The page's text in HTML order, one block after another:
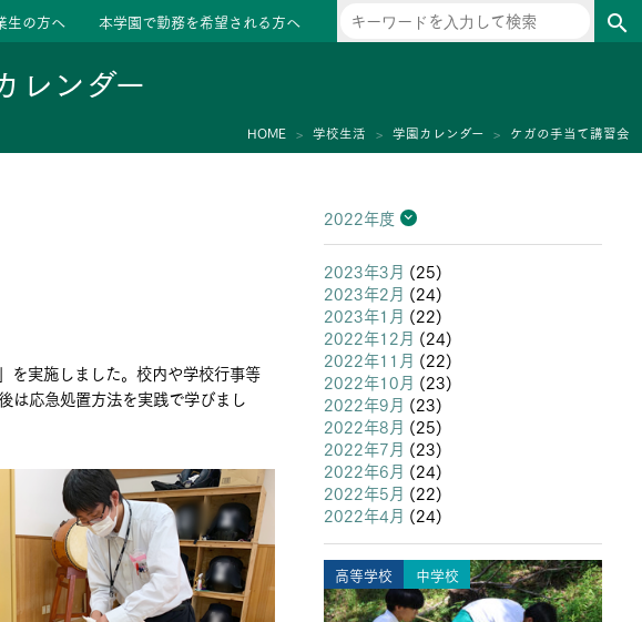
生の方へ 本学園で勤務を希望される方へ search
レンダー
HOME 学校生活 学園カレンダー ケガの手当て講習会
を実施しました。校内や学校行事等
は応急処置方法を実践で学びまし
2022年度
2026年度
2025年度
2024年度
2023年度
2022年度
2021年度
2020年度
2019年度
2018年度
2017年度
2016年度
2015年度
2014年度
2013年度
2023年3月 (25)
2023年2月 (24)
2023年1月 (22)
2022年12月 (24)
2022年11月 (22)
2022年10月 (23)
2022年9月 (23)
2022年8月 (25)
2022年7月 (23)
2022年6月 (24)
2022年5月 (22)
2022年4月 (24)
高等学校 中学校